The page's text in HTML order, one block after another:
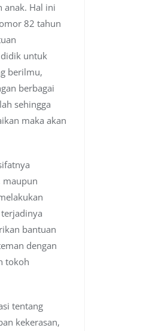
anak. Hal ini
82 tahun
untuk
berilmu,
berbagai
sehingga
maka akan
maupun
bantuan
dengan
tokoh
tentang
kekerasan,